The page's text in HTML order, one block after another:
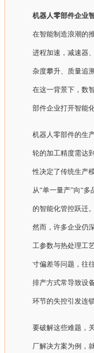
机器人零部件企业
在智能制造浪潮的
进程加速，减速器
杂度攀升、质量追
在这一背景下，数
部件企业打开智能
机器人零部件的生
轮的加工精度需达
性决定了传统生产
从“单一量产”向“
的智能化管控跃迁。
然而，许多企业仍
工参数与热处理工
寸偏差等问题，往
排产方式常导致设
环节的失控引发连
要破解这些难题，
厂解决方案为例，